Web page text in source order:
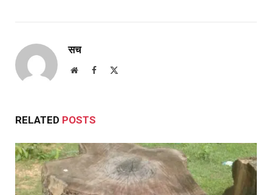
सच
WebsiteFacebook
RELATED POSTS